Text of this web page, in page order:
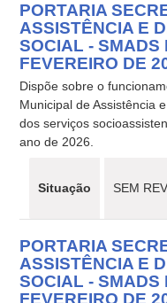
PORTARIA
ASSISTÊNCIA E
SOCIAL - SMADS
FEVEREIRO DE
Dispõe sobre o
Municipal de Assistência
dos serviços
ano de 2026.
Situação SEM
PORTARIA
ASSISTÊNCIA E
SOCIAL - SMADS
FEVEREIRO DE